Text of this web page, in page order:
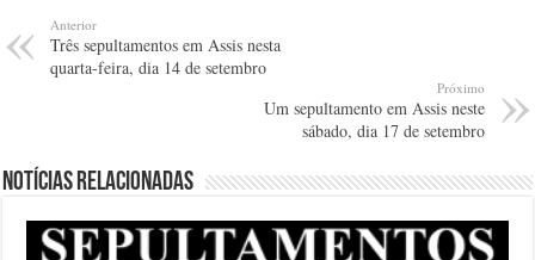
Anterior
Três sepultamentos em Assis nesta
quarta-feira, dia 14 de setembro
Próximo
Um sepultamento em Assis neste
sábado, dia 17 de setembro
Notícias relacionadas